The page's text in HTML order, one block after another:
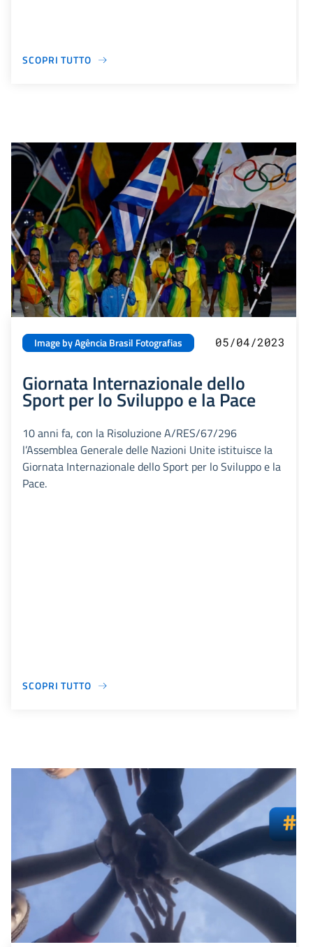
SCOPRI TUTTO
Image by Agência Brasil Fotografias 05/04/2023
Giornata Internazionale dello
Sport per lo Sviluppo e la Pace
10 anni fa, con la Risoluzione A/RES/67/296
l’Assemblea Generale delle Nazioni Unite istituisce la
Giornata Internazionale dello Sport per lo Sviluppo e la
Pace.
SCOPRI TUTTO